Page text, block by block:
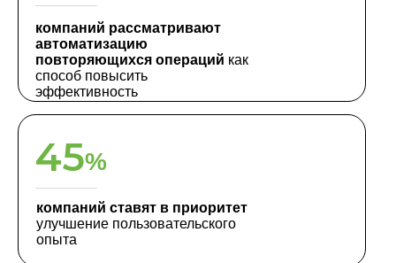
компаний ставят в приоритет
улучшение пользовательского
опыта
45%
компаний рассматривают
автоматизацию
повторяющихся операций как
способ повысить
эффективность